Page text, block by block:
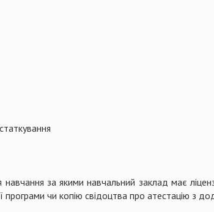
за якими навчальний заклад має
програми чи копію свідоцтва про атестацію з